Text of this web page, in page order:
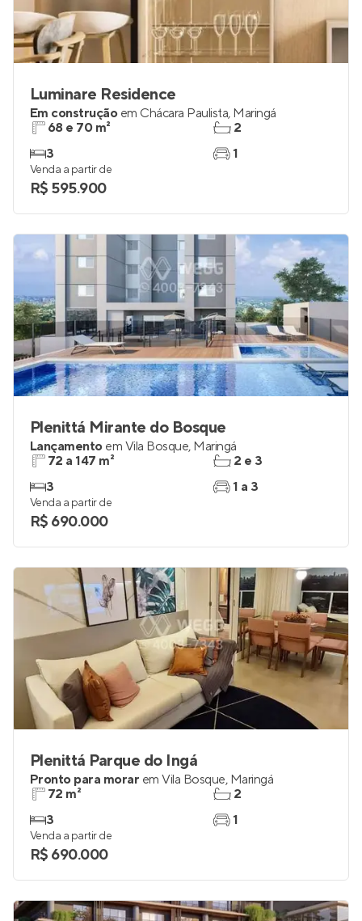
Luminare Residence
Em construção em Chácara Paulista, Maringá
68 e 70 m²
3
2
1
Venda a partir de
R$ 595.900
Plenittá Mirante do Bosque
Lançamento em Vila Bosque, Maringá
72 a 147 m²
3
2 e 3
1 a 3
Venda a partir de
R$ 690.000
Plenittá Parque do Ingá
Pronto para morar em Vila Bosque, Maringá
72 m²
3
2
1
Venda a partir de
R$ 690.000